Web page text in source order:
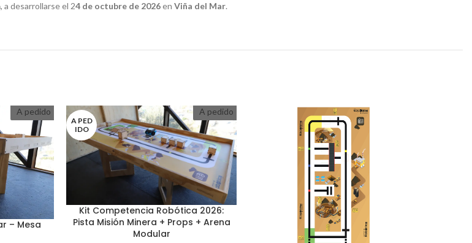
, a desarrollarse el 24 de octubre de 2026en Viña del Mar.
A pedido
– Mesa
A PED
IDO
A pedido
Kit Competencia Robótica 2026:
Pista Misión Minera + Props + Arena
Modular